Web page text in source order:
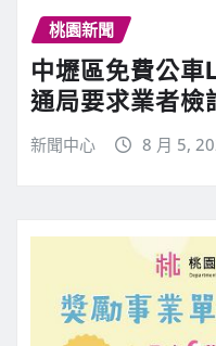
桃園新聞
中壢區免費公
通局要求業者檢
新聞中心 8 月 5,